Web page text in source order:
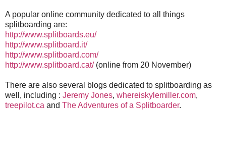
A popular online community dedicated to all things
splitboarding are:
http://www.splitboards.eu/
http://www.splitboard.it/
http://www.splitboard.com/
http://www.splitboard.cat/(online from 20 November)
There are also several blogs dedicated to splitboarding as
well, including : Jeremy Jones, whereiskylemiller.com,
treepilot.ca and The Adventures of a Splitboarder.